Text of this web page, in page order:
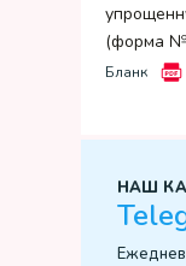
(форма №
Бланк
НАШ